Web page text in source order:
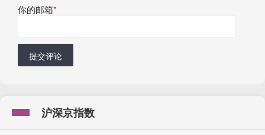
你的邮箱*
提交评论
沪深京指数